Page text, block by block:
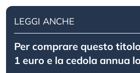
LEGGI ANCHE
Per comprare questo
1 euro e la cedola annua